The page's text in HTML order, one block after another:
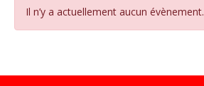
Il n’y a actuellement aucun évènement.